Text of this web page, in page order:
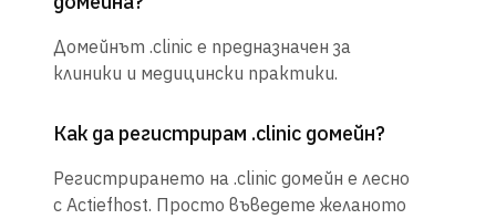
Домейнът .clinic е предназначен за
клиники и медицински практики.
Как да регистрирам .clinic домейн?
Регистрирането на .clinic домейн е лесно
с Actiefhost. Просто въведете желаното